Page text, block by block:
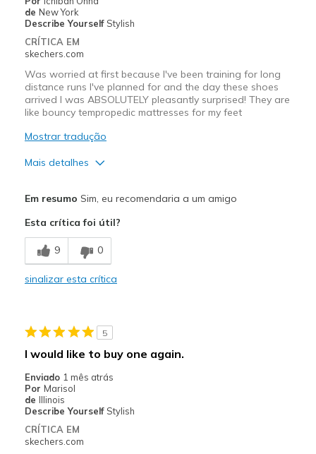
de New York
Describe Yourself Stylish
CRÍTICA EM
skechers.com
Was worried at first because I've been training for long
distance runs I've planned for and the day these shoes
arrived I was ABSOLUTELY pleasantly surprised! They are
like bouncy tempropedic mattresses for my feet
Mostrar tradução
Mais detalhes
Breathe Well
Comfortable
Contras
Melhores utilizações
Long distance running
Em resumo Sim, eu recomendaria a um amigo
Esta crítica foi útil?
9 0
sinalizar esta crítica
5
I would like to buy one again.
Enviado 1 mês atrás
Por Marisol
de Illinois
Describe Yourself Stylish
CRÍTICA EM
skechers.com